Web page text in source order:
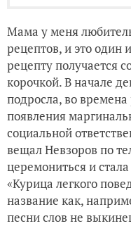
Мама у меня
рецептов, и это один
рецепту получается
корочкой. В начале
подросла, во
появления
социальной
вещал Невзоров по
церемониться и
«Курица легкого
название как,
песни слов не